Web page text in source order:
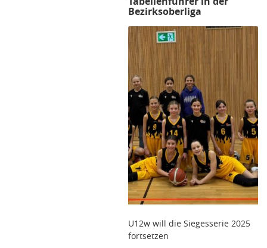
Bezirksoberliga
U12w will die Siegesserie 2025
fortsetzen